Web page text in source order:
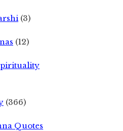
(3)
(12)
(366)
Quotes